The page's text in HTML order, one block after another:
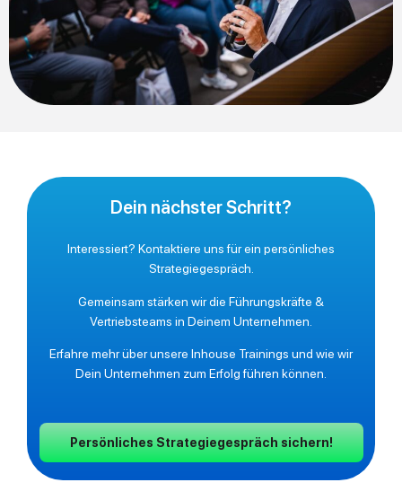
Dein nächster Schritt?
Interessiert? Kontaktiere uns für ein persönliches
Strategiegespräch.
Gemeinsam stärken wir die Führungskräfte &
Vertriebsteams in Deinem Unternehmen.
Erfahre mehr über unsere Inhouse Trainings und wie wir
Dein Unternehmen zum Erfolg führen können.
Persönliches Strategiegespräch sichern!